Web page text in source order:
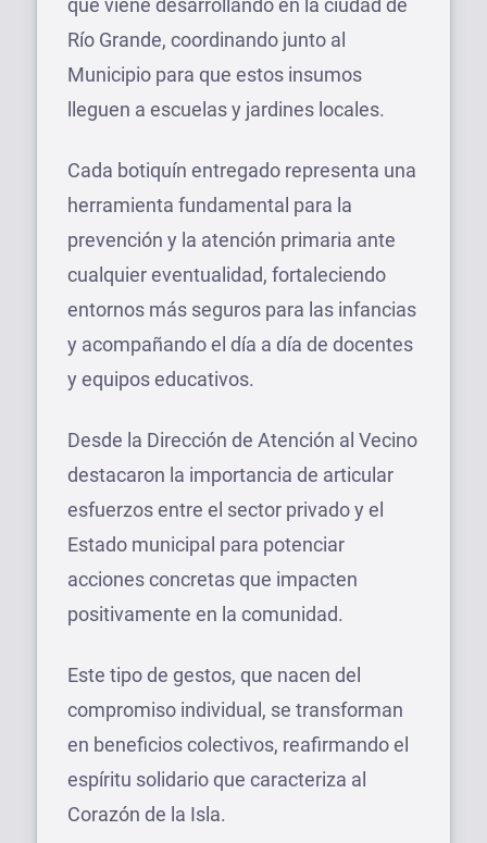
Río Grande, coordinando junto al
Municipio para que estos insumos
lleguen a escuelas y jardines locales.
Cada botiquín entregado representa una
herramienta fundamental para la
prevención y la atención primaria ante
cualquier eventualidad, fortaleciendo
entornos más seguros para las infancias
y acompañando el día a día de docentes
y equipos educativos.
Desde la Dirección de Atención al Vecino
destacaron la importancia de articular
esfuerzos entre el sector privado y el
Estado municipal para potenciar
acciones concretas que impacten
positivamente en la comunidad.
Este tipo de gestos, que nacen del
compromiso individual, se transforman
en beneficios colectivos, reafirmando el
espíritu solidario que caracteriza al
Corazón de la Isla.